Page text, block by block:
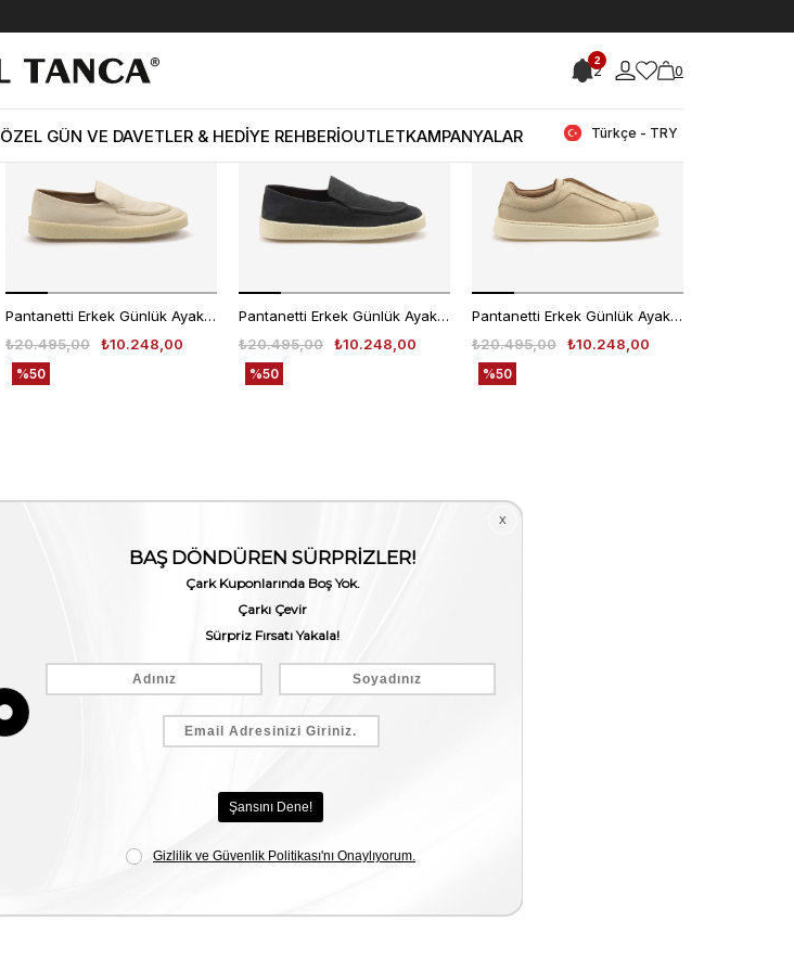
2
2 0
Türkçe - TRY
ÖZEL GÜN VE DAVETLER & HEDİYE REHBERİOUTLETKAMPANYALAR
Pantanetti Erkek Günlük Ayakkabı 19502C
₺10.248,00
₺20.495,00
%50
Yeni
Ürün
Pantanetti Erkek Günlük Ayakkabı 19502C
₺10.248,00
₺20.495,00
%50
Yeni
Ürün
Pantanetti Erkek Günlük Ayakkabı 19583C
₺10.248,00
₺20.495,00
%50
Yeni
Ürün